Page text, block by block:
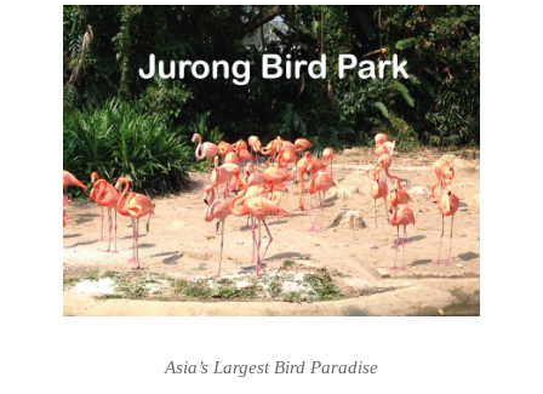
Asia’s Largest Bird Paradise